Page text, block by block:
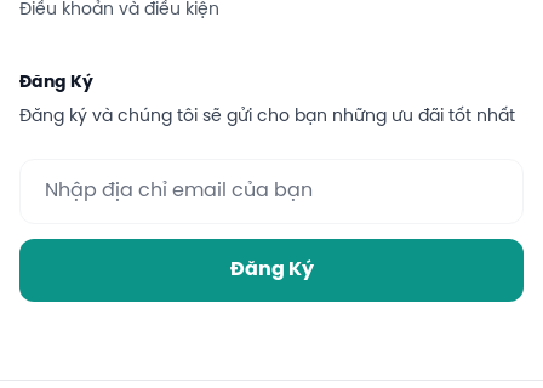
Điều khoản và điều kiện
Đăng Ký
Đăng ký và chúng tôi sẽ gửi cho bạn những ưu đãi tốt nhất
Đăng Ký